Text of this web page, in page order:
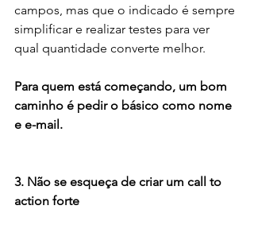
campos, mas que o indicado é sempre
simplificar e realizar testes para ver
qual quantidade converte melhor.
Para quem está começando, um bom
caminho é pedir o básico como nome
e e-mail.
3. Não se esqueça de criar um call to
action forte